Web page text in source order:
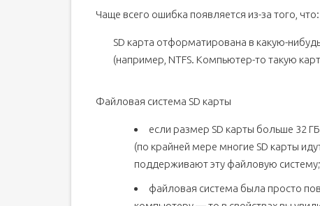
Чаще всего ошибка появляется из-за того, что:
SD карта отформатирована в какую-
(например, NTFS. Компьютер-то такую
Файловая система SD карты
если размер SD карты больше 32
(по крайней мере многие SD карты
поддерживают эту файловую систему;
файловая система была просто